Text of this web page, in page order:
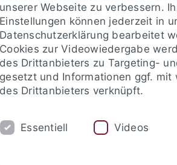
STUDIUM FORSCHUNG
und Publikationen Campusleben
und Publikationen Newsletter Uni
Uni Tübingen
unserer Webseite zu verbessern.
Einstellungen können jederzeit in
Datenschutzerklärung bearbeitet
Cookies zur Videowiedergabe
des Drittanbieters zu Targeting-
gesetzt und Informationen ggf. mit
des Drittanbieters verknüpft.
Essentiell Videos